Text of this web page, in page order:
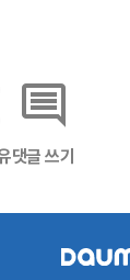
댓글 쓰기